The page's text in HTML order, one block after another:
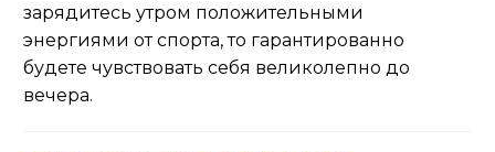
зарядитесь утром положительными
энергиями от спорта, то гарантированно
будете чувствовать себя великолепно до
вечера.